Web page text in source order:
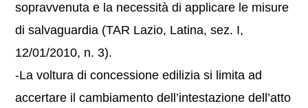
sopravvenuta e la necessità di applicare le misure
di salvaguardia (TAR Lazio, Latina, sez. I,
12/01/2010, n. 3).
-La voltura di concessione edilizia si limita ad
accertare il cambiamento dell’intestazione dell’atto